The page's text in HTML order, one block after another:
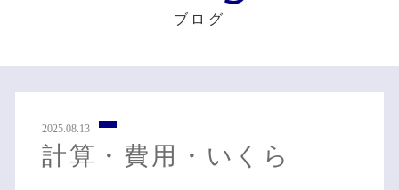
ブログ
2025.08.13
計算・費用・いくら